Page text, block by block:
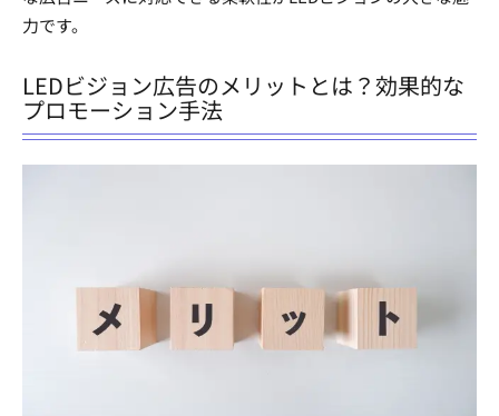
力です。
LEDビジョン広告のメリットとは？効果的な
プロモーション手法